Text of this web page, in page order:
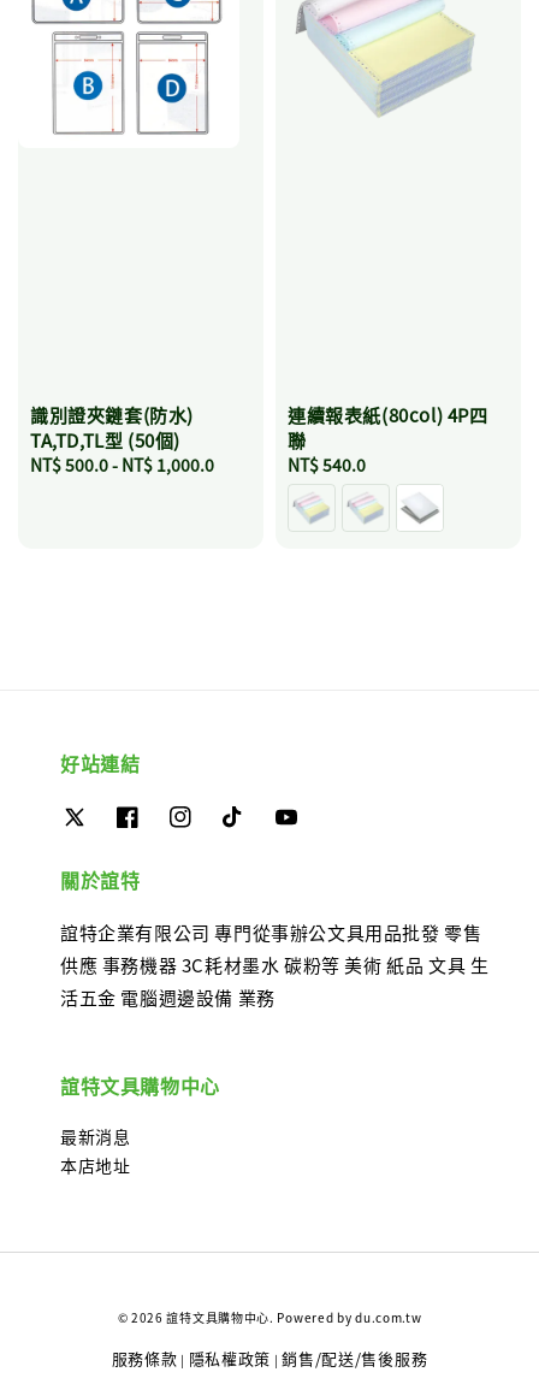
識別證夾鏈套(防水)
TA,TD,TL型 (50個)
Regular
NT$ 500.0- NT$ 1,000.0
連續報表紙(80col) 4P四
聯
Regular
price
NT$ 540.0
好站連結
關於誼特
誼特企業有限公司 專門從事辦公文具用品批發 零售
供應 事務機器 3C耗材墨水 碳粉等 美術 紙品 文具 生
活五金 電腦週邊設備 業務
誼特文具購物中心
最新消息
本店地址
© 2026 誼特文具購物中心. Powered by du.com.tw
服務條款 | 隱私權政策 |銷售/配送/售後服務